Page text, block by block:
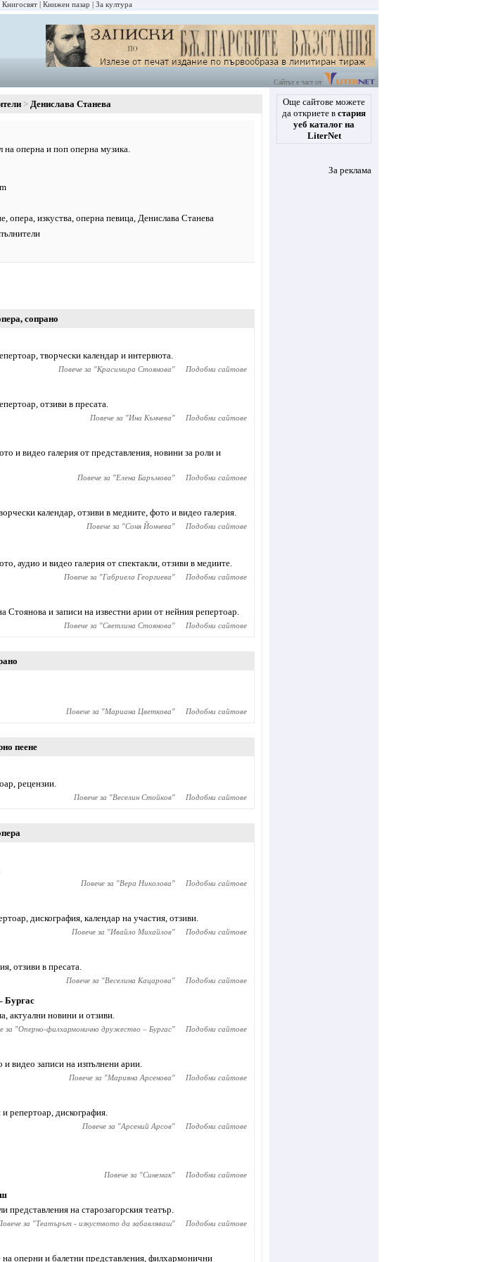
Книгосвят Книжен пазар За култура
Сайтът е част от
Денислава Станева
на оперна и поп оперна музика.
, опера, изкуства, оперна певица, Денислава Станева
, сопрано
творчески календар и интервюта.
Повече за "Красимира Стоянова" Подобни сайтове
отзиви в пресата.
Повече за "Ина Кънчева" Подобни сайтове
и видео галерия от представления, новини за роли и
Повече за "Елена Баръмова" Подобни сайтове
календар, отзиви в медиите, фото и видео галерия.
Повече за "Соня Йончева" Подобни сайтове
аудио и видео галерия от спектакли, отзиви в медиите.
Повече за "Габриела Георгиева" Подобни сайтове
Стоянова и записи на известни арии от нейния репертоар.
Повече за "Светлина Стоянова" Подобни сайтове
Повече за "Мариана Цветкова" Подобни сайтове
пеене
рецензии.
Повече за "Веселин Стойков" Подобни сайтове
Повече за "Вера Николова" Подобни сайтове
дискография, календар на участия, отзиви.
Повече за "Ивайло Михайлов" Подобни сайтове
отзиви в пресата.
Повече за "Веселина Кацарова" Подобни сайтове
Бургас
актуални новини и отзиви.
за "Оперно-филхармонично дружество – Бургас" Подобни сайтове
видео записи на изпълнени арии.
Повече за "Марияна Арсенова" Подобни сайтове
репертоар, дискография.
Повече за "Арсений Арсов" Подобни сайтове
Повече за "Синемак" Подобни сайтове
на старозагорския театър.
за "Театърът - изкуството да забавляваш" Подобни сайтове
на оперни и балетни представления, филхармонични
Още сайтове можете
да откриете в стария
уеб каталог на
LiterNet
За реклама